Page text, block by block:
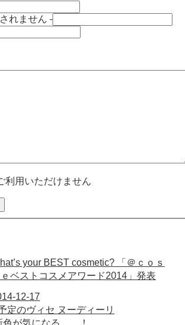
れません -
利用いただけません
your BEST cosmetic? 「＠ｃｏｓ
ｅベストコスメアワード2014」発表
12-17
定のヴィセ ヌーディーリ
色が気になる……！